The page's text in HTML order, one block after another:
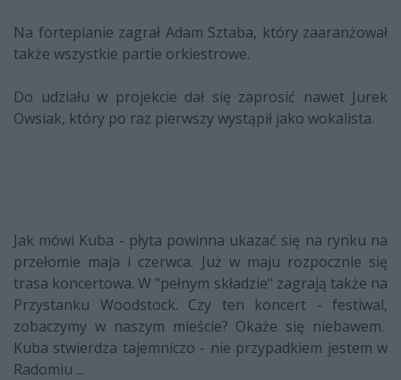
Na fortepianie zagrał Adam Sztaba, który zaaranżował
także wszystkie partie orkiestrowe.
Do udziału w projekcie dał się zaprosić nawet Jurek
Owsiak, który po raz pierwszy wystąpił jako wokalista.
Jak mówi Kuba - płyta powinna ukazać się na rynku na
przełomie maja i czerwca. Już w maju rozpocznie się
trasa koncertowa. W "pełnym składzie" zagrają także na
Przystanku Woodstock. Czy ten koncert - festiwal,
zobaczymy w naszym mieście? Okaże się niebawem.
Kuba stwierdza tajemniczo - nie przypadkiem jestem w
Radomiu ...